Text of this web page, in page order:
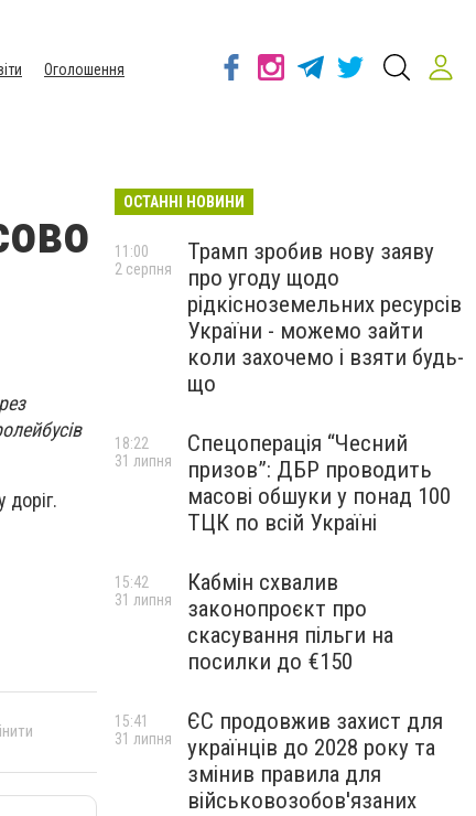
Оголошення
ОСТАННІ НОВИНИ
Трамп зробив нову заяву
про угоду щодо
рідкісноземельних ресурсів
України - можемо зайти
коли захочемо і взяти будь-
що
11:00
2 серпня
Спецоперація “Чесний
призов”: ДБР проводить
масові обшуки у понад 100
ТЦК по всій Україні
18:22
31 липня
Кабмін схвалив
законопроєкт про
скасування пільги на
посилки до €150
15:42
31 липня
ЄС продовжив захист для
українців до 2028 року та
змінив правила для
військовозобов'язаних
15:41
31 липня